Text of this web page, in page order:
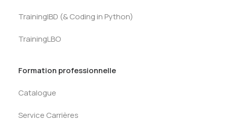
TrainingIBD (& Coding in Python)
TrainingLBO
Formation professionnelle
Catalogue
Service Carrières